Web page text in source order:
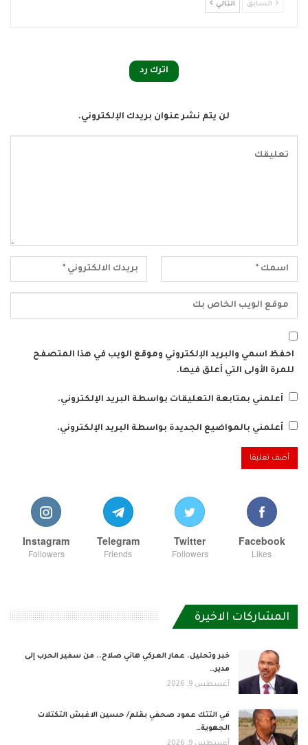
السابق التالي
اترك رد
لن يتم نشر عنوان بريدك الإلكتروني.
احفظ اسمي والبريد الإلكتروني وموقع الويب في هذا المتصفح
للمرة الأولى التي أعلق فيها.
أعلمني بمتابعة التعليقات بواسطة البريد الإلكتروني.
أعلمني بالمواضيع الجديدة بواسطة البريد الإلكتروني.
Facebook
Likes
Twitter
Followers
Telegram
Friends
Instagram
Followers
المشاركات الاخيرة
خبر وتحليل. عمار العركي هاني صلاح.. من سفير الحرب إلى
مدير…
أغسطس 9, 2026
في التتك عمود صحفي بقلم/ حسين الاغبش التكتلات
الجهوية…